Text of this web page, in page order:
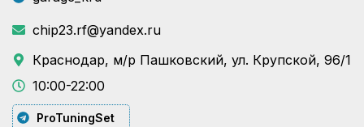
chip23.rf@yandex.ru
Краснодар, м/р Пашковский, ул. Крупской, 96/1
10:00-22:00
ProTuningSet